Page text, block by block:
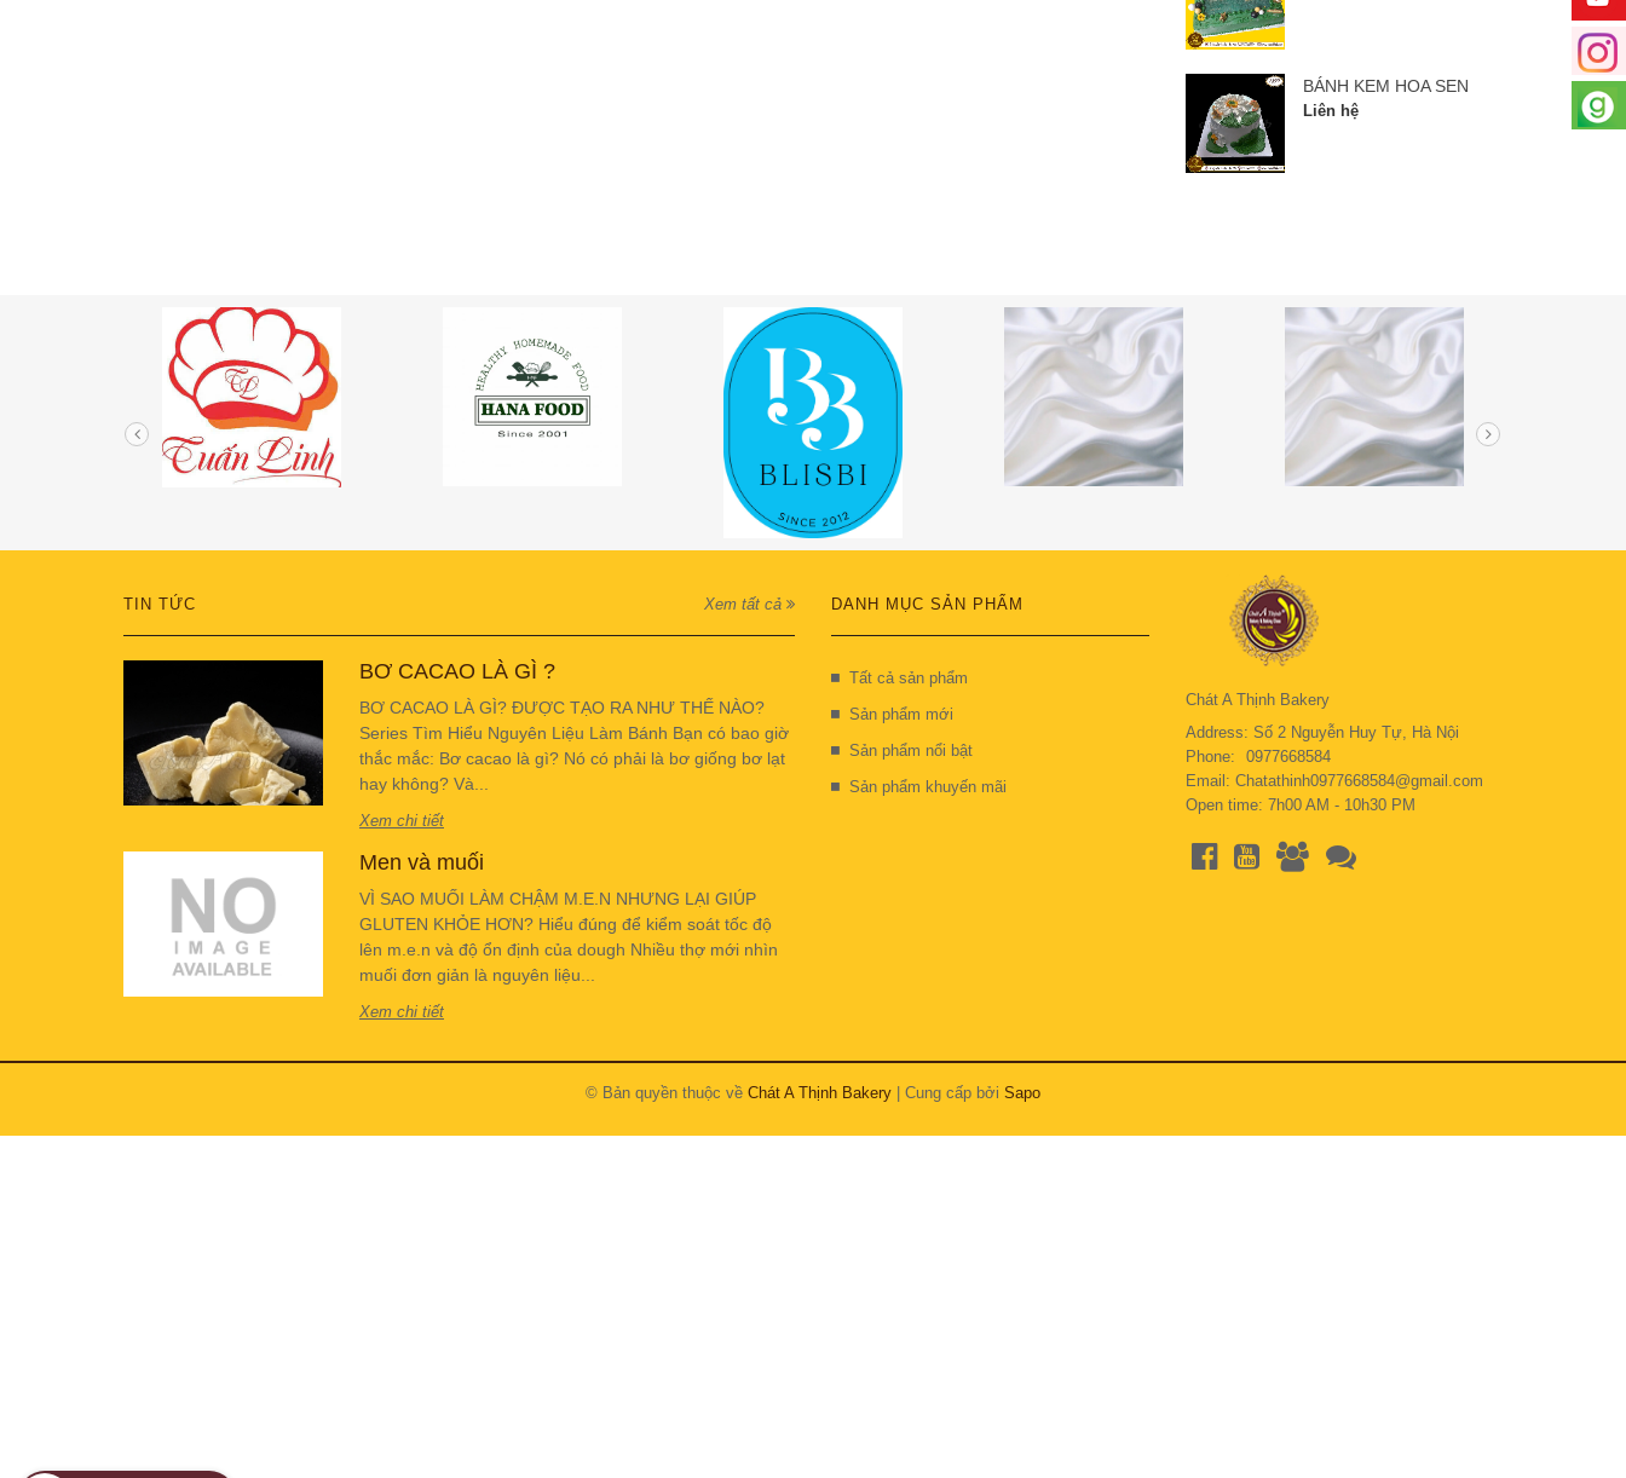
BÁNH KEM HOA SEN
Liên hệ
TIN TỨC Xem tất cả
BƠ CACAO LÀ GÌ ?
BƠ CACAO LÀ GÌ? ĐƯỢC TẠO RA NHƯ THẾ NÀO?
Series Tìm Hiểu Nguyên Liệu Làm Bánh Bạn có bao giờ
thắc mắc: Bơ cacao là gì? Nó có phải là bơ giống bơ lạt
hay không? Và...
Xem chi tiết
Men và muối
VÌ SAO MUỐI LÀM CHẬM M.E.N NHƯNG LẠI GIÚP
GLUTEN KHỎE HƠN? Hiểu đúng để kiểm soát tốc độ
lên m.e.n và độ ổn định của dough Nhiều thợ mới nhìn
muối đơn giản là nguyên liệu...
Xem chi tiết
DANH MỤC SẢN PHẨM
Tất cả sản phẩm
Sản phẩm mới
Sản phẩm nổi bật
Sản phẩm khuyến mãi
Chát A Thịnh Bakery
Address: Số 2 Nguyễn Huy Tự, Hà Nội
Phone:
0977668584
Email: Chatathinh0977668584@gmail.com
Open time: 7h00 AM - 10h30 PM
© Bản quyền thuộc về Chát A Thịnh Bakery | Cung cấp bởi Sapo